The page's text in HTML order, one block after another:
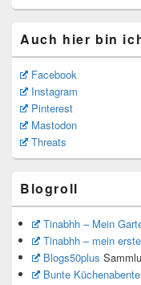
Auch hier bin
Facebook
Instagram
Pinterest
Mastodon
Threats
Blogroll
Tinabhh – Mein
Tinabhh – mein
Blogs50plus
Bunte